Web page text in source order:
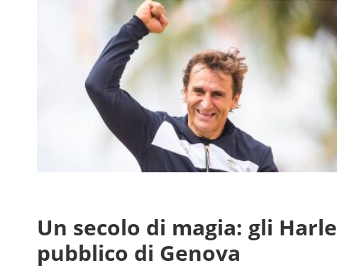
Un secolo di magia: gli
pubblico di Genova